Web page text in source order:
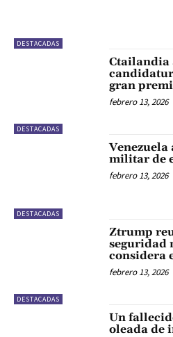
DESTACADAS
DESTACADAS
Ctailandia
gran
febrero 13, 2026
DESTACADAS
Venezuela
militar de
febrero 13, 2026
DESTACADAS
Ztrump
seguridad
considera
febrero 13, 2026
Un
oleada de